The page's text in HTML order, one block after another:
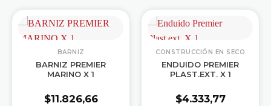
BARNIZ
BARNIZ PREMIER
MARINO X 1
$11.826,66
CONSTRUCCIÓN EN SECO
ENDUIDO PREMIER
PLAST.EXT. X 1
$4.333,77